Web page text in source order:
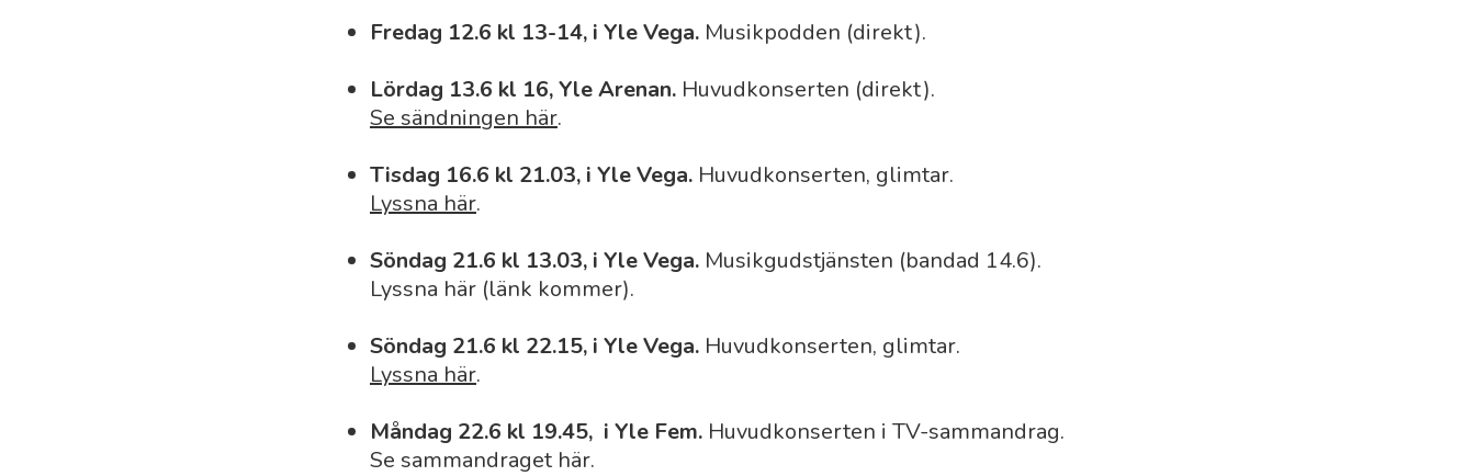
Fredag 12.6 kl 13-14, i Yle Vega. Musikpodden (direkt).
Lördag 13.6 kl 16, Yle Arenan. Huvudkonserten (direkt).
Se sändningen här.
Tisdag 16.6 kl 21.03, i Yle Vega. Huvudkonserten, glimtar.
Lyssna här.
Söndag 21.6 kl 13.03, i Yle Vega. Musikgudstjänsten (bandad 14.6).
Lyssna här (länk kommer).
Söndag 21.6 kl 22.15, i Yle Vega. Huvudkonserten, glimtar.
Lyssna här.
Måndag 22.6 kl 19.45, i Yle Fem. Huvudkonserten i TV-sammandrag.
Se sammandraget här.